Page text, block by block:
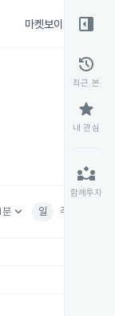
마켓보이스
분keyboard_arrow_down 일 주
right_panel_open
history
최근 본
star
내 관심
partner_exchange
함께투자